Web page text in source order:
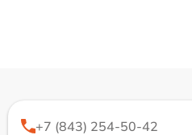
+7 (843) 254-50-42